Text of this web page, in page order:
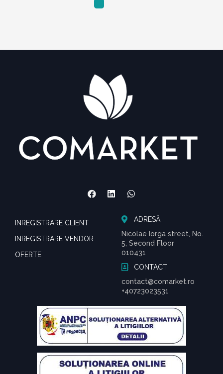
INREGISTRARE CLIENT
INREGISTRARE VENDOR
OFERTE
ADRESĂ
Nicolae Iorga street, No.
5, Second Floor
010431
CONTACT
contact@comarket.ro
+40723023531